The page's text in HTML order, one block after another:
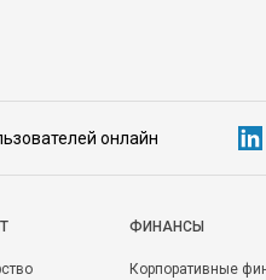
онлайн
ФИНАНСЫ
Корпоративные